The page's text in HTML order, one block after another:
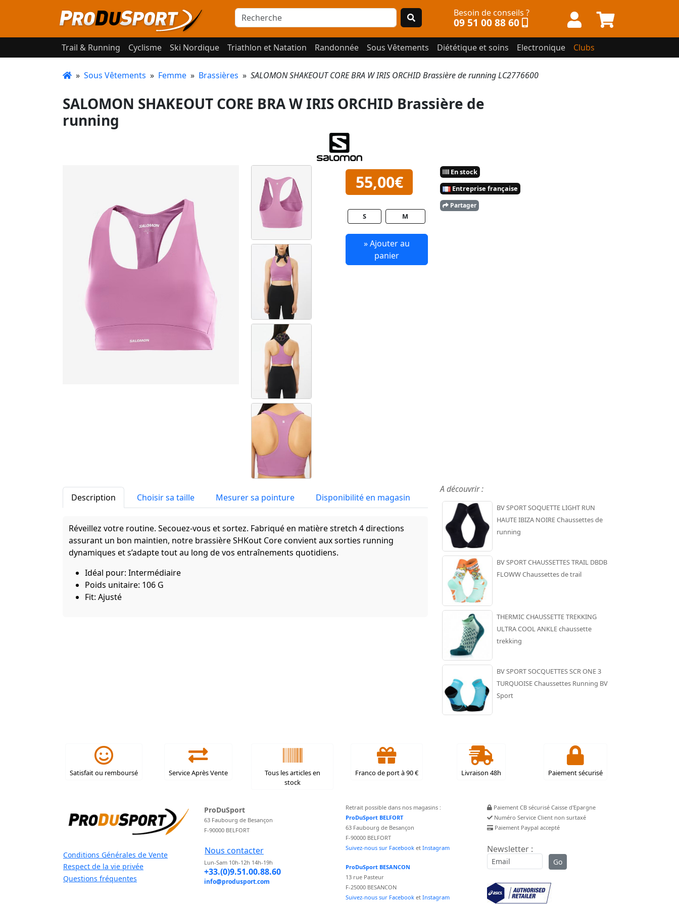
Besoin de conseils ?
09 51 00 88 60
Trail & Running Cyclisme Ski Nordique Triathlon et Natation Randonnée Sous Vêtements Diététique et soins Electronique Clubs
» Sous Vêtements » Femme » Brassières » SALOMON SHAKEOUT CORE BRA W IRIS ORCHID Brassière de running LC2776600
SALOMON SHAKEOUT CORE BRA W IRIS ORCHID Brassière de
running
55,00€
S M
» Ajouter au
panier
En stock
Entreprise française
Partager
Description Choisir sa taille Mesurer sa pointure Disponibilité en magasin
Réveillez votre routine. Secouez-vous et sortez. Fabriqué en matière stretch 4 directions
assurant un bon maintien, notre brassière SHKout Core convient aux sorties running
dynamiques et s’adapte tout au long de vos entraînements quotidiens.
Idéal pour: Intermédiaire
Poids unitaire: 106 G
Fit: Ajusté
A découvrir :
BV SPORT SOQUETTE LIGHT RUN
HAUTE IBIZA NOIRE Chaussettes de
running
BV SPORT CHAUSSETTES TRAIL DBDB
FLOWW Chaussettes de trail
THERMIC CHAUSSETTE TREKKING
ULTRA COOL ANKLE chaussette
trekking
BV SPORT SOCQUETTES SCR ONE 3
TURQUOISE Chaussettes Running BV
Sport
Satisfait ou remboursé Service Après Vente
Tous les articles en
stock
Franco de port à 90 € Livraison 48h Paiement sécurisé
Conditions Générales de Vente
Respect de la vie privée
Questions fréquentes
ProDuSport
63 Faubourg de Besançon
F-90000 BELFORT
Nous contacter
Lun-Sam 10h-12h 14h-19h
+33.(0)9.51.00.88.60
info@produsport.com
Retrait possible dans nos magasins :
ProDuSport BELFORT
63 Faubourg de Besançon
F-90000 BELFORT
Suivez-nous sur Facebook et Instagram
ProDuSport BESANCON
13 rue Pasteur
F-25000 BESANCON
Suivez-nous sur Facebook et Instagram
Paiement CB sécurisé Caisse d'Epargne
Numéro Service Client non surtaxé
Paiement Paypal accepté
Newsletter :